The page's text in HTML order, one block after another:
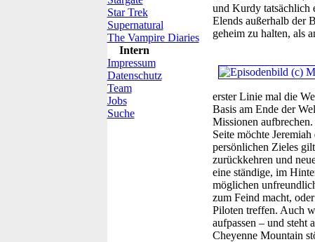
Star Trek
Supernatural
The Vampire Diaries
Intern
Impressum
Datenschutz
Team
Jobs
Suche
und Kurdy tatsächlich
Elends außerhalb der
geheim zu halten, als
erster Linie mal die
Basis am Ende der
Missionen
Seite möchte
persönlichen Zieles
zurückkehren und
eine ständige, im
möglichen
zum Feind macht,
Piloten treffen. Auch
aufpassen – und steht
Cheyenne Mountain